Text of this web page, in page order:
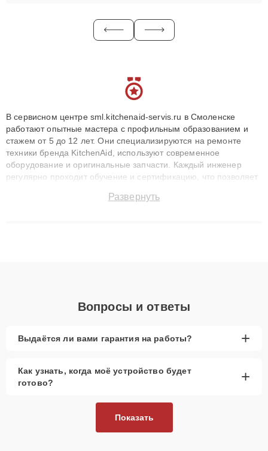
В сервисном центре sml.kitchenaid-servis.ru в Смоленске
работают опытные мастера с профильным образованием и
стажем от 5 до 12 лет. Они специализируются на ремонте
техники бренда KitchenAid, используют современное
оборудование и оригинальные запчасти. Каждый инженер
регулярно проходит обучение и сертификацию, что позволяет
технику с сохранением гарантии до 3 лет. Наши мастера
Развернуть
Вопросы и ответы
Выдаётся ли вами гарантия на работы? +
Как узнать, когда моё устройство будет
готово?
+
Показать